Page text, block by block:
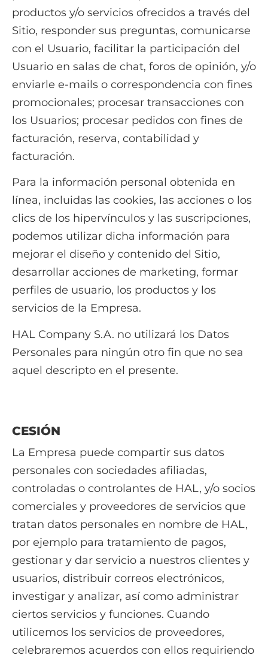
productos y/o servicios ofrecidos a través del
Sitio, responder sus preguntas, comunicarse
con el Usuario, facilitar la participación del
Usuario en salas de chat, foros de opinión, y/o
enviarle e-mails o correspondencia con fines
promocionales; procesar transacciones con
los Usuarios; procesar pedidos con fines de
facturación, reserva, contabilidad y
facturación.
Para la información personal obtenida en
línea, incluidas las cookies, las acciones o los
clics de los hipervínculos y las suscripciones,
podemos utilizar dicha información para
mejorar el diseño y contenido del Sitio,
desarrollar acciones de marketing, formar
perfiles de usuario, los productos y los
servicios de la Empresa.
HAL Company S.A. no utilizará los Datos
Personales para ningún otro fin que no sea
aquel descripto en el presente.
CESIÓN
La Empresa puede compartir sus datos
personales con sociedades afiliadas,
controladas o controlantes de HAL, y/o socios
comerciales y proveedores de servicios que
tratan datos personales en nombre de HAL,
por ejemplo para tratamiento de pagos,
gestionar y dar servicio a nuestros clientes y
usuarios, distribuir correos electrónicos,
investigar y analizar, así como administrar
ciertos servicios y funciones. Cuando
utilicemos los servicios de proveedores,
celebraremos acuerdos con ellos requiriendo